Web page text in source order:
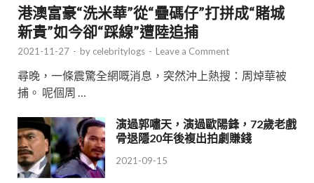
港澳富豪“洗米華”從“疊碼仔”打拼成“賭城
新貴”如今卻“踩線”遭陸追捕
2021-11-27 - by celebritylogs - Leave a Comment
尋晚，一條震驚全網嘅消息，突然沖上熱搜：周焯華被
捕。 呢個周 …
演過郭嘯天，演過歐陽鋒，72歲老戲
骨退隱20年後複出拍劇賺錢
2021-09-15